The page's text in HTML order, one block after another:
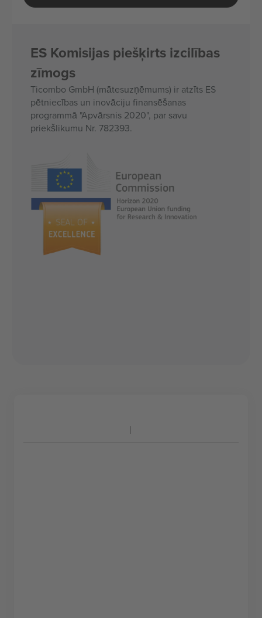
ES Komisijas piešķirts izcilības
zīmogs
Ticombo GmbH (mātesuzņēmums) ir atzīts ES
pētniecības un inovāciju finansēšanas
programmā "Apvārsnis 2020", par savu
priekšlikumu Nr. 782393.